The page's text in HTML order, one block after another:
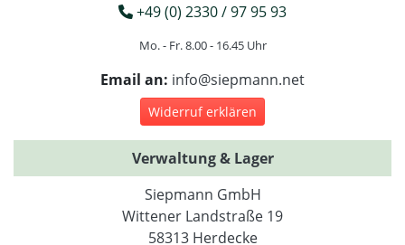
+49 (0) 2330 / 97 95 93
Mo. - Fr. 8.00 - 16.45 Uhr
Email an: info@siepmann.net
Widerruf erklären
Verwaltung & Lager
Siepmann GmbH
Wittener Landstraße 19
58313 Herdecke